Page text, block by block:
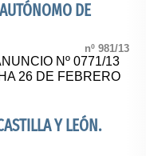
DE
nº 981/13
Nº 0771/13
26 DE FEBRERO
Y LEÓN.